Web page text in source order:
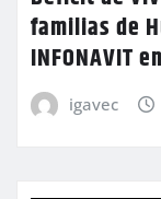
familias de
INFONAVIT
igavec